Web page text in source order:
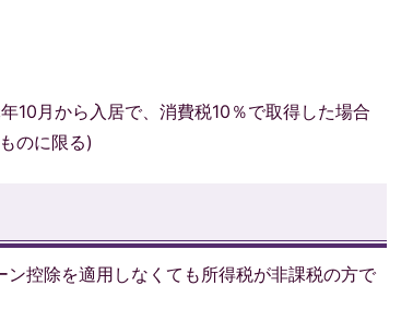
10月から入居で、消費税10％で取得した場合
のに限る)
ン控除を適用しなくても所得税が非課税の方で